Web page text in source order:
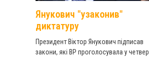
Янукович "узаконив"
диктатуру
Президент Віктор Янукович підписав
закони, які ВР проголосувала у четвер.